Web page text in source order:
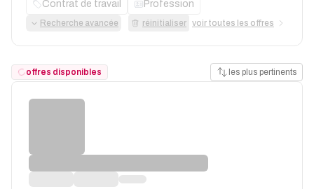
Contrat de travail Profession
Recherche avancée réinitialiser voir toutes les offres
offres disponibles les plus pertinents